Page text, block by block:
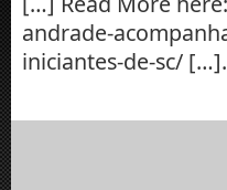
andrade-
iniciantes-de-sc/